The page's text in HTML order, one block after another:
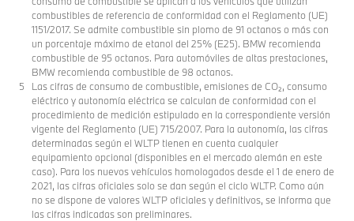
combustibles de referencia de conformidad con el Reglamento (UE)
1151/2017. Se admite combustible sin plomo de 91 octanos o más con
un porcentaje máximo de etanol del 25% (E25). BMW recomienda
combustible de 95 octanos. Para automóviles de altas prestaciones,
BMW recomienda combustible de 98 octanos.
Las cifras de consumo de combustible, emisiones de CO₂, consumo
eléctrico y autonomía eléctrica se calculan de conformidad con el
procedimiento de medición estipulado en la correspondiente versión
vigente del Reglamento (UE) 715/2007. Para la autonomía, las cifras
determinadas según el WLTP tienen en cuenta cualquier
equipamiento opcional (disponibles en el mercado alemán en este
caso). Para los nuevos vehículos homologados desde el 1 de enero de
2021, las cifras oficiales solo se dan según el ciclo WLTP. Como aún
no se dispone de valores WLTP oficiales y definitivos, se informa que
las cifras indicadas son preliminares.